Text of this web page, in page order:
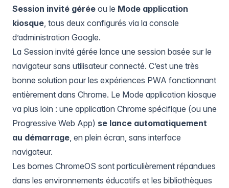
Session invité gérée ou le Mode application
kiosque , tous deux configurés via la console
d’administration Google.
La Session invité gérée lance une session basée sur le
navigateur sans utilisateur connecté. C’est une très
bonne solution pour les expériences PWA fonctionnant
entièrement dans Chrome. Le Mode application kiosque
va plus loin : une application Chrome spécifique (ou une
Progressive Web App) se lance automatiquement
au démarrage , en plein écran, sans interface
navigateur.
Les bornes ChromeOS sont particulièrement répandues
dans les environnements éducatifs et les bibliothèques